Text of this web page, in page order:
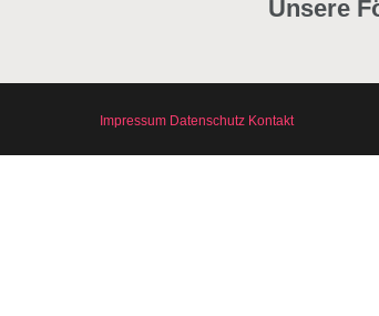
Unsere
Impressum Datenschutz Kontakt